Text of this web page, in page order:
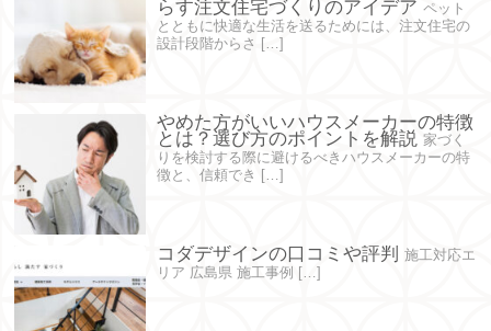
らす注文住宅づくりのアイデア ペット
とともに快適な生活を送るためには、注文住宅の
設計段階からさ […]
やめた方がいいハウスメーカーの特徴
とは？選び方のポイントを解説 家づく
りを検討する際に避けるべきハウスメーカーの特
徴と、信頼でき […]
コダデザインの口コミや評判
施工対応エ
リア 広島県 施工事例 […]